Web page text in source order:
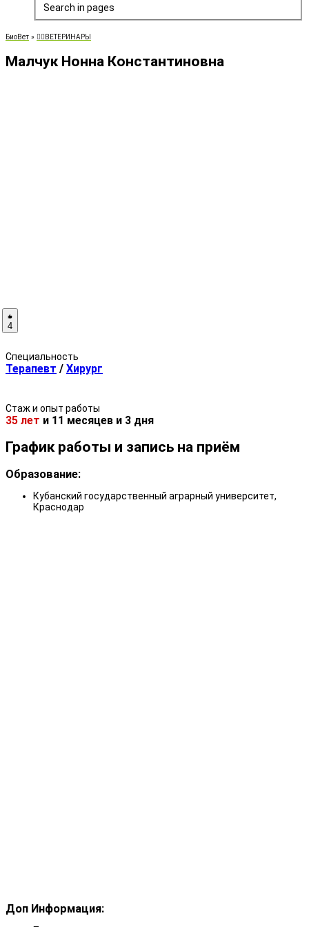
Search in pages
БиоВет » 👨‍⚕️ВЕТЕРИНАРЫ
Малчук Нонна Константиновна
4
Специальность
Терапевт / Хирург
Стаж и опыт работы
35 лет и 11 месяцев и 3 дня
График работы и запись на приём
Образование:
Кубанский государственный аграрный университет,
Краснодар
Доп Информация: